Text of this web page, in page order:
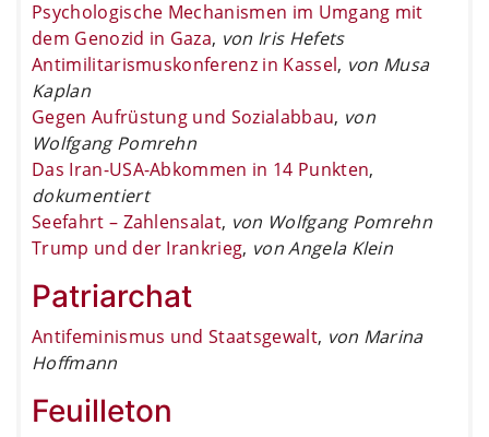
Psychologische Mechanismen im Umgang mit
dem Genozid in Gaza, von Iris Hefets
Antimilitarismuskonferenz in Kassel, von Musa
Kaplan
Gegen Aufrüstung und Sozialabbau, von
Wolfgang Pomrehn
Das Iran-USA-Abkommen in 14 Punkten,
dokumentiert
Seefahrt – Zahlensalat, von Wolfgang Pomrehn
Trump und der Irankrieg, von Angela Klein
Patriarchat
Antifeminismus und Staatsgewalt, von Marina
Hoffmann
Feuilleton